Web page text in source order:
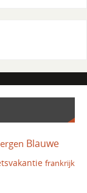
Blauwe
frankrijk